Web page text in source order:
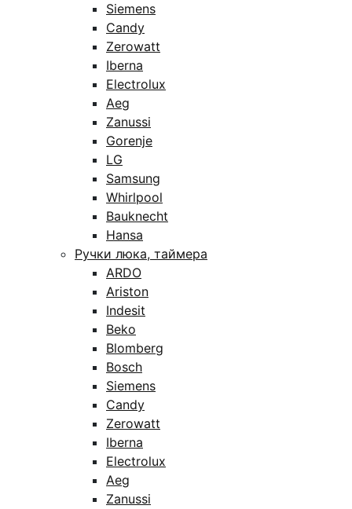
Siemens
Candy
Zerowatt
Iberna
Electrolux
Aeg
Zanussi
Gorenje
LG
Samsung
Whirlpool
Bauknecht
Hansa
Ручки люка, таймера
ARDO
Ariston
Indesit
Beko
Blomberg
Bosch
Siemens
Candy
Zerowatt
Iberna
Electrolux
Aeg
Zanussi